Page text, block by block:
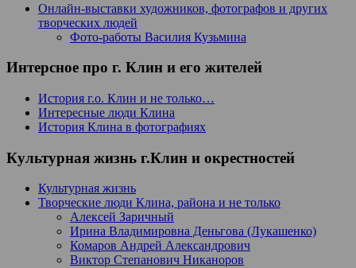
Онлайн-выставки художников, фотографов и других
творческих людей
Фото-работы Василия Кузьмина
Интерсное про г. Клин и его жителей
История г.о. Клин и не только…
Интересные люди Клина
История Клина в фотографиях
Культурная жизнь г.Клин и окрестностей
Культурная жизнь
Творческие люди Клина, района и не только
Алексей Заричный
Ирина Владимировна Деньгова (Лукашенко)
Комаров Андрей Александрович
Виктор Степанович Никаноров